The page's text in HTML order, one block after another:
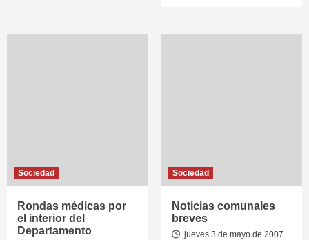
Sociedad
Rondas médicas por
el interior del
Departamento
Sociedad
Noticias comunales
breves
jueves 3 de mayo de 2007